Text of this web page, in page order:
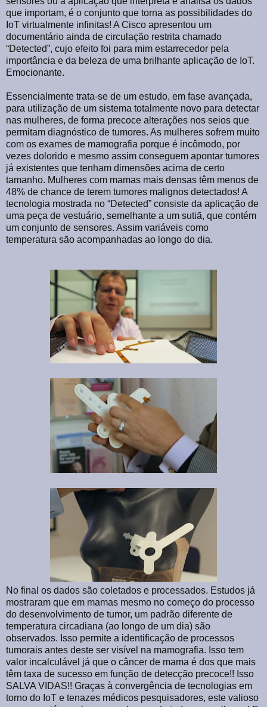
que importam, é o conjunto que torna as possibilidades do
IoT virtualmente infinitas! A Cisco apresentou um
documentário ainda de circulação restrita chamado
“Detected”, cujo efeito foi para mim estarrecedor pela
importância e da beleza de uma brilhante aplicação de IoT.
Emocionante.
Essencialmente trata-se de um estudo, em fase avançada,
para utilização de um sistema totalmente novo para detectar
nas mulheres, de forma precoce alterações nos seios que
permitam diagnóstico de tumores. As mulheres sofrem muito
com os exames de mamografia porque é incômodo, por
vezes dolorido e mesmo assim conseguem apontar tumores
já existentes que tenham dimensões acima de certo
tamanho. Mulheres com mamas mais densas têm menos de
48% de chance de terem tumores malignos detectados! A
tecnologia mostrada no “Detected” consiste da aplicação de
uma peça de vestuário, semelhante a um sutiã, que contém
um conjunto de sensores. Assim variáveis como
temperatura são acompanhadas ao longo do dia.
No final os dados são coletados e processados. Estudos já
mostraram que em mamas mesmo no começo do processo
do desenvolvimento de tumor, um padrão diferente de
temperatura circadiana (ao longo de um dia) são
observados. Isso permite a identificação de processos
tumorais antes deste ser visível na mamografia. Isso tem
valor incalculável já que o câncer de mama é dos que mais
têm taxa de sucesso em função de detecção precoce!! Isso
SALVA VIDAS!! Graças à convergência de tecnologias em
torno do IoT e tenazes médicos pesquisadores, este valioso